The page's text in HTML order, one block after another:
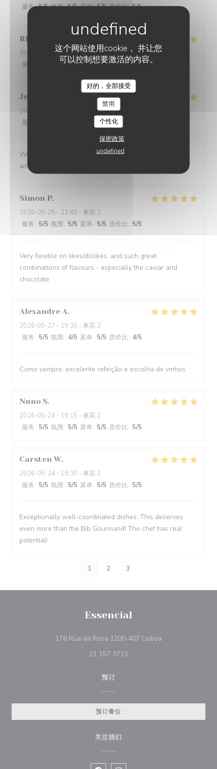
这个网站使用cookie， 并让您
可以控制想要激活的内容。
好的，全部接受
禁用
个性化
保密政策
undefined
服务:5/5 氛围:5/5 菜单:5/5 质价比:5/5
Riccardo
2026-05-25- 21:45 - 来宾 2
服务
: 4/5 菜单:5/5 质价比: 5 /5
Jenny
2026-05-25
- 21:15 - 来宾 2
服务
5/5 质价比
We had a great evening at Essencial. The staff was
wonderful and the food was excellent!
Simon P
2026-05-25 - 21:45 - 来宾 1
服务 : 5/5 氛围 : 5/5 菜单 : 5/5 质价比 : 5/5
Very flexible on likes/dislikes, and such great
combinations of flavours - especially the caviar and
chocolate
Alexandre A
2026-05-27 - 19:30 - 来宾 2
服务 : 5/5 氛围 : 4/5 菜单 : 5/5 质价比 : 4/5
Como sempre, excelente refeição e escolha de vinhos
Nuno S
2026-05-24 - 19:15 - 来宾 2
服务 : 5/5 氛围 : 5/5 菜单 : 5/5 质价比 : 5/5
Carsten W
2026-05-24 - 19:30 - 来宾 2
服务 : 5/5 氛围 : 5/5 菜单 : 5/5 质价比 : 5/5
Exceptionally well-coordinated dishes. This deserves
even more than the Bib Gourmand! The chef has real
potential!
1 2 3
Essencial
176 Rua da Rosa 1200-407 Lisboa
21 157 3713
预订
预订餐位
关注我们